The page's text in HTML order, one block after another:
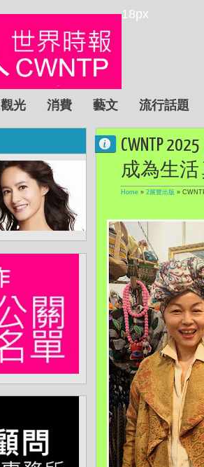
18px
觀光 消費 藝文 流行話題
CWNTP
成為生
Home » 2展覽出版 »